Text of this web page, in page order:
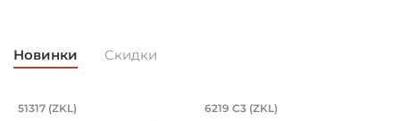
Ширина наружного кольца (С):
Новинки Скидки
оцинкованный. Артикул 94840
23 мм, шарнирный на вал 35 мм.
Подшипник 85х150х49 мм,
51317 (ZKL) Подшипник
6219 C3 (ZKL)